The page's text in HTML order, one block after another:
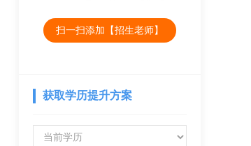
扫一扫添加【招生老师】
获取学历提升方案